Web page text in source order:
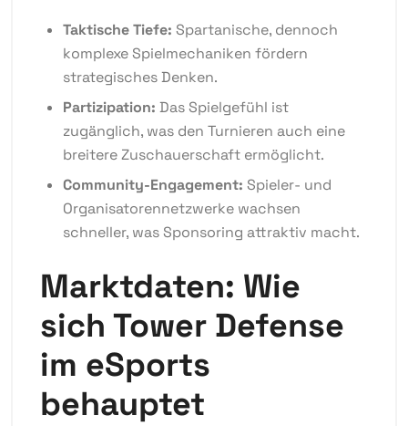
Taktische Tiefe: Spartanische, dennoch
komplexe Spielmechaniken fördern
strategisches Denken.
Partizipation: Das Spielgefühl ist
zugänglich, was den Turnieren auch eine
breitere Zuschauerschaft ermöglicht.
Community-Engagement: Spieler- und
Organisatorennetzwerke wachsen
schneller, was Sponsoring attraktiv macht.
Marktdaten: Wie
sich Tower Defense
im eSports
behauptet